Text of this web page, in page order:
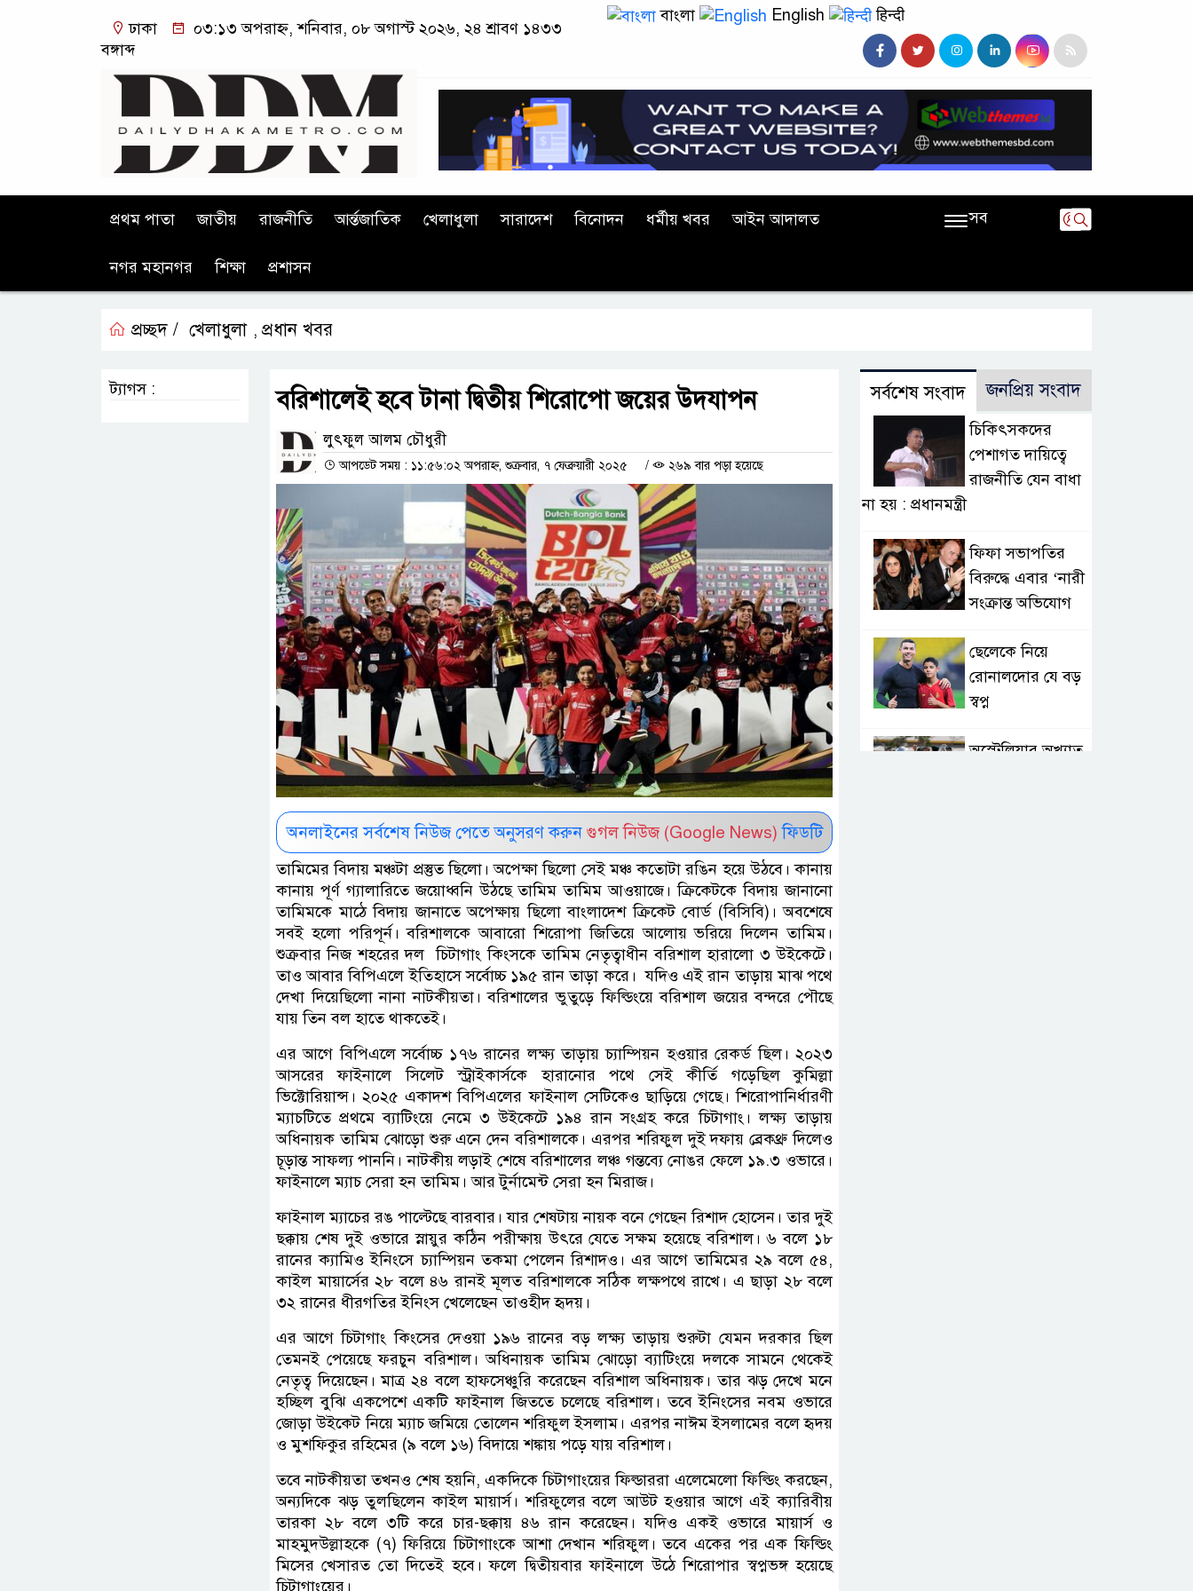
ঢাকা
০৩:১৩ অপরাহ্ন, শনিবার, ০৮ অগাস্ট ২০২৬, ২৪ শ্রাবণ ১৪৩৩
বঙ্গাব্দ
বাংলা English हिन्दी
প্রথম পাতা জাতীয় রাজনীতি আর্ন্তজাতিক খেলাধুলা সারাদেশ বিনোদন ধর্মীয় খবর আইন আদালত
নগর মহানগর শিক্ষা প্রশাসন
সব
প্রচ্ছদ / খেলাধুলা , প্রধান খবর
বরিশালেই হবে টানা দ্বিতীয় শিরোপাে জয়ের উদযাপন
লুৎফুল আলম চৌধুরী
আপডেট সময় : ১১:৫৬:০২ অপরাহ্ন, শুক্রবার, ৭ ফেব্রুয়ারী ২০২৫ / ২৬৯ বার পড়া হয়েছে
অনলাইনের সর্বশেষ নিউজ পেতে অনুসরণ করুন গুগল নিউজ (Google News) ফিডটি
তামিমের বিদায় মঞ্চটা প্রস্তুত ছিলো। অপেক্ষা ছিলো সেই মঞ্চ কতোটা রঙিন হয়ে উঠবে। কানায়
কানায় পূর্ণ গ্যালারিতে জয়োধ্বনি উঠছে তামিম তামিম আওয়াজে। ক্রিকেটকে বিদায় জানানো
তামিমকে মাঠে বিদায় জানাতে অপেক্ষায় ছিলো বাংলাদেশ ক্রিকেট বোর্ড (বিসিবি)। অবশেষে
সবই হলো পরিপূর্ন। বরিশালকে আবারো শিরোপা জিতিয়ে আলোয় ভরিয়ে দিলেন তামিম।
শুক্রবার নিজ শহরের দল চিটাগাং কিংসকে তামিম নেতৃত্বাধীন বরিশাল হারালো ৩ উইকেটে।
তাও আবার বিপিএলে ইতিহাসে সর্বোচ্চ ১৯৫ রান তাড়া করে। যদিও এই রান তাড়ায় মাঝ পথে
দেখা দিয়েছিলো নানা নাটকীয়তা। বরিশালের ভুতুড়ে ফিল্ডিংয়ে বরিশাল জয়ের বন্দরে পৌছে
যায় তিন বল হাতে থাকতেই।
এর আগে বিপিএলে সর্বোচ্চ ১৭৬ রানের লক্ষ্য তাড়ায় চ্যাম্পিয়ন হওয়ার রেকর্ড ছিল। ২০২৩
আসরের ফাইনালে সিলেট স্ট্রাইকার্সকে হারানোর পথে সেই কীর্তি গড়েছিল কুমিল্লা
ভিক্টোরিয়ান্স। ২০২৫ একাদশ বিপিএলের ফাইনাল সেটিকেও ছাড়িয়ে গেছে। শিরোপানির্ধারণী
ম্যাচটিতে প্রথমে ব্যাটিংয়ে নেমে ৩ উইকেটে ১৯৪ রান সংগ্রহ করে চিটাগাং। লক্ষ্য তাড়ায়
অধিনায়ক তামিম ঝোড়ো শুরু এনে দেন বরিশালকে। এরপর শরিফুল দুই দফায় ব্রেকথ্রু দিলেও
চূড়ান্ত সাফল্য পাননি। নাটকীয় লড়াই শেষে বরিশালের লঞ্চ গন্তব্যে নোঙর ফেলে ১৯.৩ ওভারে।
ফাইনালে ম্যাচ সেরা হন তামিম। আর টুর্নামেন্ট সেরা হন মিরাজ।
ফাইনাল ম্যাচের রঙ পাল্টেছে বারবার। যার শেষটায় নায়ক বনে গেছেন রিশাদ হোসেন। তার দুই
ছক্কায় শেষ দুই ওভারে স্নায়ুর কঠিন পরীক্ষায় উৎরে যেতে সক্ষম হয়েছে বরিশাল। ৬ বলে ১৮
রানের ক্যামিও ইনিংসে চ্যাম্পিয়ন তকমা পেলেন রিশাদও। এর আগে তামিমের ২৯ বলে ৫৪,
কাইল মায়ার্সের ২৮ বলে ৪৬ রানই মূলত বরিশালকে সঠিক লক্ষপথে রাখে। এ ছাড়া ২৮ বলে
৩২ রানের ধীরগতির ইনিংস খেলেছেন তাওহীদ হৃদয়।
এর আগে চিটাগাং কিংসের দেওয়া ১৯৬ রানের বড় লক্ষ্য তাড়ায় শুরুটা যেমন দরকার ছিল
তেমনই পেয়েছে ফরচুন বরিশাল। অধিনায়ক তামিম ঝোড়ো ব্যাটিংয়ে দলকে সামনে থেকেই
নেতৃত্ব দিয়েছেন। মাত্র ২৪ বলে হাফসেঞ্চুরি করেছেন বরিশাল অধিনায়ক। তার ঝড় দেখে মনে
হচ্ছিল বুঝি একপেশে একটি ফাইনাল জিততে চলেছে বরিশাল। তবে ইনিংসের নবম ওভারে
জোড়া উইকেট নিয়ে ম্যাচ জমিয়ে তোলেন শরিফুল ইসলাম। এরপর নাঈম ইসলামের বলে হৃদয়
ও মুশফিকুর রহিমের (৯ বলে ১৬) বিদায়ে শঙ্কায় পড়ে যায় বরিশাল।
তবে নাটকীয়তা তখনও শেষ হয়নি, একদিকে চিটাগাংয়ের ফিল্ডাররা এলেমেলো ফিল্ডিং করছেন,
অন্যদিকে ঝড় তুলছিলেন কাইল মায়ার্স। শরিফুলের বলে আউট হওয়ার আগে এই ক্যারিবীয়
তারকা ২৮ বলে ৩টি করে চার-ছক্কায় ৪৬ রান করেছেন। যদিও একই ওভারে মায়ার্স ও
মাহমুদউল্লাহকে (৭) ফিরিয়ে চিটাগাংকে আশা দেখান শরিফুল। তবে একের পর এক ফিল্ডিং
মিসের খেসারত তো দিতেই হবে। ফলে দ্বিতীয়বার ফাইনালে উঠে শিরোপার স্বপ্নভঙ্গ হয়েছে
চিটাগাংয়ের।
ট্যাগস : সর্বশেষ সংবাদ জনপ্রিয় সংবাদ
চিকিৎসকদের
পেশাগত দায়িত্বে
রাজনীতি যেন বাধা
না হয় : প্রধানমন্ত্রী
ফিফা সভাপতির
বিরুদ্ধে এবার ‘নারী
সংক্রান্ত অভিযোগ
ছেলেকে নিয়ে
রোনালদোর যে বড়
স্বপ্ন
অস্ট্রেলিয়ার অখ্যাত